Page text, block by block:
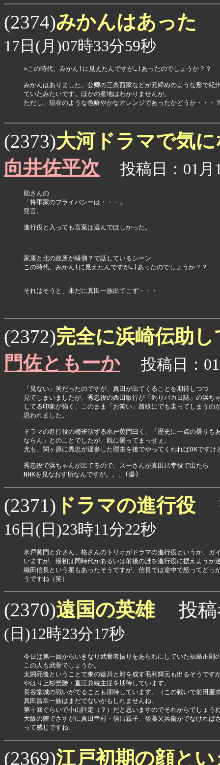
(2374)みかんはあった
17日(月)07時33分59秒
>この時代、みかん(に見えたんですが…)あったのでしょうか？？
みかんはありました。公卿の三条西家などが元締めのような形で紀
ていたみたいです。ほかの産地はわかりませんが。
ただし、現在のような色鮮やかなオレンジであったかどうか・・・
(2373)大河ドラマで気
向井佐平次 投稿日：01月
助さんの
「将軍家のプライバシーは・・・」
発言。
進行役と入っても言葉は選んでほしかった。
家康と北の政所が縁側？で話しているシーン
この時代、みかん(に見えたんですが…)あったのでしょうか？？
それはそうと、未だに真田一族出てこず・・・
(2372)完全に浜崎伝助
門佐ともーか 投稿日：01
「見ない」筈だったのですが、真田が出てくることを期待しつつ
見てしまいましたが、秀忠役の西田敏行が「釣りバカ日誌」の浜ち
してる印象が強く、このまま「お笑い」路線にでも走ってしまうの
思われました。
ドラマの進行役の梅雀演ずる水戸黄門曰く、「歴史に一点の曇りも
ならん」とのことでしたが、既に曇ってまっせぇ。
尤も、関ヶ原に秀忠が遅参した理由を後でやってくれればOKですけ
秀忠役で浜ちゃんが出てるので、スーさんが真田昌幸役で出たら
NHKを見なおす所なんですが。。。(爆)
(2371) ドラマの進行役
16日(日)23時11分22秒
水戸黄門と介さん、格さんのトリオがドラマの進行役というか、ガ
いますが、最初は同時代かあるいは前後の誰を進行役に据えようか
織田信長という案もあったそうですが、信長では途中で怒ってどっ
(2370)遠国の英雄 投稿
(日)12時23分17秒
今日は第一回からいきなり武骨者振りをあらわにしていた福島正則
この人も武骨でしょうか。
太閤死後ということで東の徳川と対を成す毛利輝元も出るそうです
やはり上杉景勝・直江兼続主従を期待しています。
長谷堂城の戦いがでることも期待しています。（この戦いで前田慶
真田昌幸一族はまだでないかもしれませんね。
第十回ぐらいで小山評定（？）だと思いますのでそれからでしょう
大阪の陣でさすがに真田幸村・信昌親子、後藤又兵衛がでなければ
(2369)江戸初期の顔と